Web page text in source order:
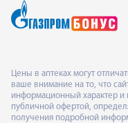
Цены в аптеках могут
ваше внимание на то, что
информационный характер и
публичной офертой,
получения подробной